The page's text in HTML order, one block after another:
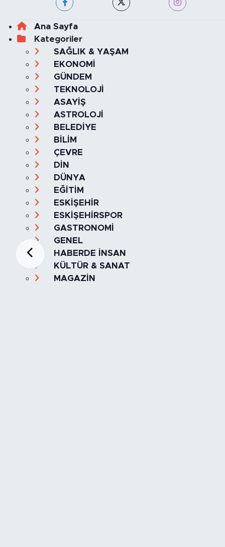
Ana Sayfa
Kategoriler
SAĞLIK & YAŞAM
EKONOMİ
GÜNDEM
TEKNOLOJİ
ASAYİŞ
ASTROLOJİ
BELEDİYE
BİLİM
ÇEVRE
DİN
DÜNYA
EĞİTİM
ESKİŞEHİR
ESKİŞEHİRSPOR
GASTRONOMİ
GENEL
HABERDE İNSAN
KÜLTÜR & SANAT
MAGAZİN